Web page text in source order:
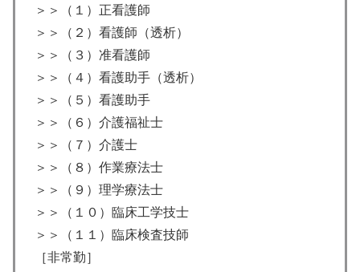
＞＞（１）正看護師
＞＞（２）看護師（透析）
＞＞（３）准看護師
＞＞（４）看護助手（透析）
＞＞（５）看護助手
＞＞（６）介護福祉士
＞＞（７）介護士
＞＞（８）作業療法士
＞＞（９）理学療法士
＞＞（１０）臨床工学技士
＞＞（１１）臨床検査技師
［非常勤］